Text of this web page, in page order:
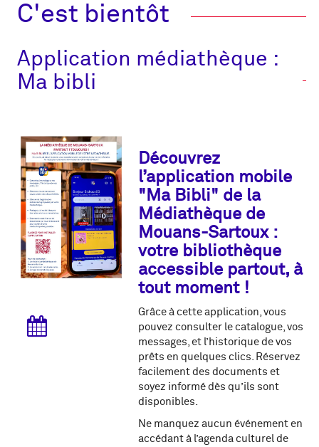
C'est bientôt
Application médiathèque :
Ma bibli
Découvrez
l’application mobile
"Ma Bibli" de la
Médiathèque de
Mouans-Sartoux :
votre bibliothèque
accessible partout, à
tout moment !
Grâce à cette application, vous
pouvez consulter le catalogue, vos
messages, et l’historique de vos
prêts en quelques clics. Réservez
facilement des documents et
soyez informé dès qu’ils sont
disponibles.
Ne manquez aucun événement en
accédant à l’agenda culturel de